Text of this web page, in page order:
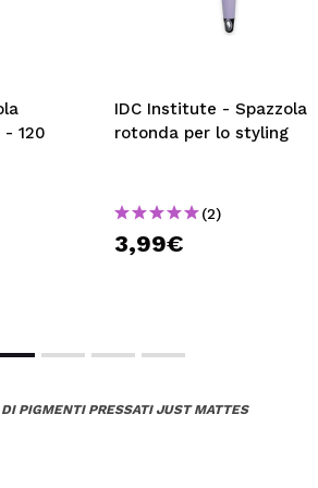
120
IDC Institute - Spazzola
rotonda per lo styling
(2)
3,99€
PIGMENTI PRESSATI JUST MATTES